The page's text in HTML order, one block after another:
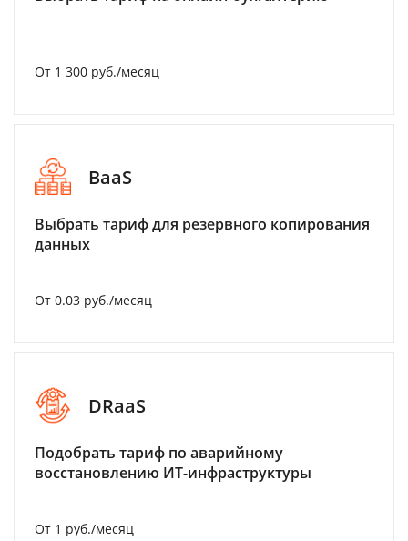
От 1 300 руб./месяц
BaaS
Выбрать тариф для резервного копирования
данных
От 0.03 руб./месяц
DRaaS
Подобрать тариф по аварийному
восстановлению ИТ-инфраструктуры
От 1 руб./месяц